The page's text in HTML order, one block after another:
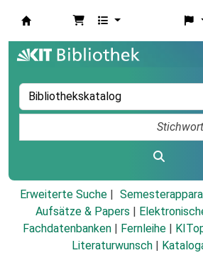
Erweiterte Suche
Aufsätze & Papers
Fachdatenbanken
Fernleihe
Literaturwunsch